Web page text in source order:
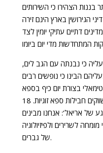
הצהירו כי השירותים
הגירושין בארץ הינם זירה
דתיים עתיקי יומין לצד
כי נבנתה עם הגב לים,
הבינו כי נופשים רבים
בצורת יום כיף בספא
ובמיוחד טיפול ספא זוגי ומשווקים חבילות ספא זוגיות. 18
אריאל’: אנחנו מבינים
מומחה לשרירים ולפיזיולוגיה
של גברים.